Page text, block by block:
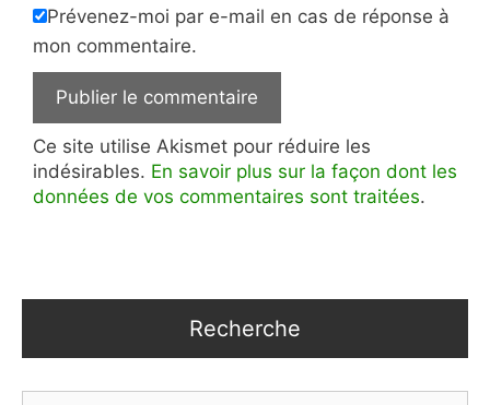
Prévenez-moi par e-mail en cas de réponse à
mon commentaire.
Ce site utilise Akismet pour réduire les
indésirables. En savoir plus sur la façon dont les
données de vos commentaires sont traitées.
Recherche